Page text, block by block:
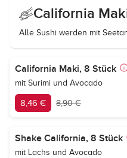
California
Alle Sushi werden mit
California Maki, 8 Stück
mit Surimi und Avocado
8,46 € 8,90 €
Shake California, 8 Stück
mit Lachs und Avocado